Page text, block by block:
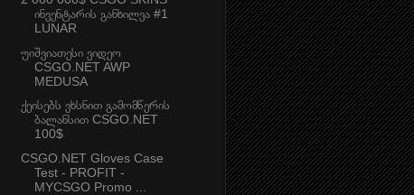
ინვენტარის განხილვა #1
LUNAR
უიშვიათესი ვიდეო
CSGO.NET AWP
MEDUSA
ქეისებს ვხსნით გამომწერის
ბალანსით CSGO.NET
100$
CSGO.NET Gloves Case
Test - PROFIT -
MYCSGO Promo ...